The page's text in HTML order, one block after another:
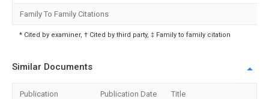
Family To Family Citations
* Cited by examiner, † Cited by third party, ‡ Family to family citation
Similar Documents
Publication Publication Date Title